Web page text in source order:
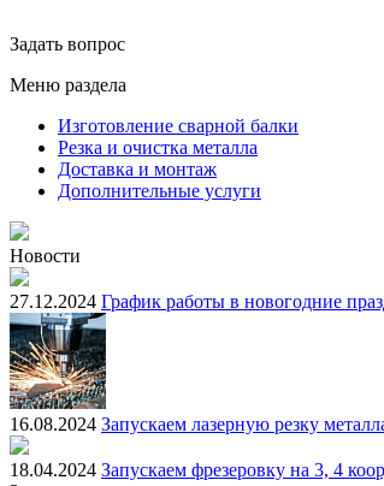
Задать вопрос
Меню раздела
Изготовление сварной балки
Резка и очистка металла
Доставка и монтаж
Дополнительные услуги
Новости
27.12.2024 График работы в новогодние
16.08.2024 Запускаем лазерную резку
18.04.2024 Запускаем фрезеровку на 3, 4